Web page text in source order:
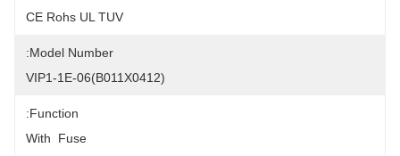
CE Rohs UL TUV
Model Number:
VIP1-1E-06(B011X0412)
Function:
With  Fuse